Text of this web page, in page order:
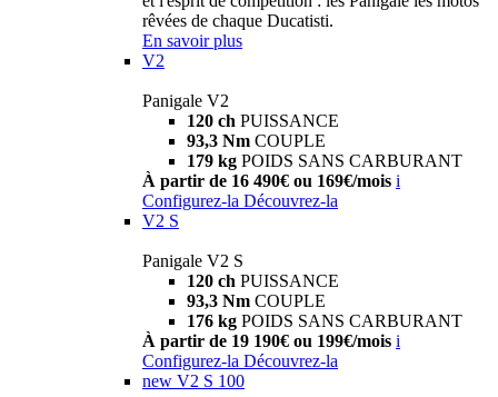
rêvées de chaque Ducatisti.
En savoir plus
V2
Panigale V2
120 ch PUISSANCE
93,3 Nm COUPLE
179 kg POIDS SANS CARBURANT
À partir de 16 490€ ou 169€/mois i
Configurez-la Découvrez-la
V2 S
Panigale V2 S
120 ch PUISSANCE
93,3 Nm COUPLE
176 kg POIDS SANS CARBURANT
À partir de 19 190€ ou 199€/mois i
Configurez-la Découvrez-la
new V2 S 100